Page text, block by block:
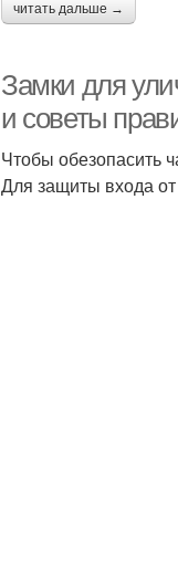
читать дальше →
Замки для
и советы
Чтобы обезопасить
Для защиты входа